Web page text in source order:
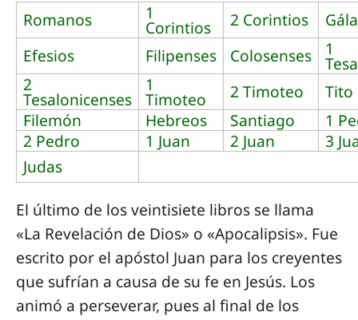
Romanos 1
Corintios 2 Corintios
Efesios
Filipenses Colosenses 1
2
Tesalonicenses
1
Timoteo 2 Timoteo
Tito
Filemón
Hebreos Santiago
1
2 Pedro
1 Juan 2 Juan
3
Judas
El último de los veintisiete libros se llama
«La Revelación de Dios» o «Apocalipsis». Fue
escrito por el apóstol Juan para los creyentes
que sufrían a causa de su fe en Jesús. Los
animó a perseverar, pues al final de los